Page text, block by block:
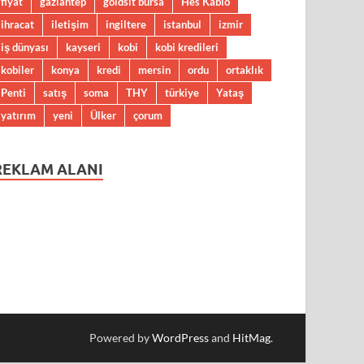
ihracat
iletişim ingiltere istanbul
izmir
iş dünyası
kayseri kobi
kobi kredileri
kobiler
konya kredi mersin ordu
ortaklık
Penti
satış soma THY türkiye
Yataş
yatırım
yeni Ülker çorum
ALANI
Powered byWordPressand HitMag.